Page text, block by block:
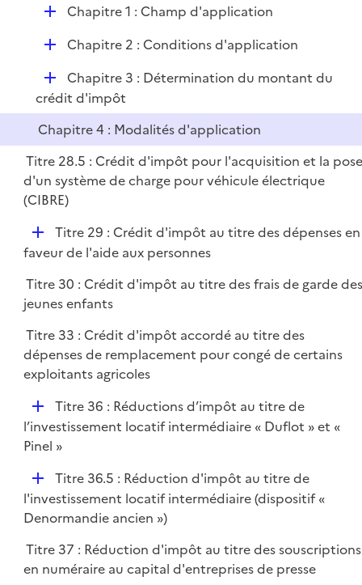
l
i
e
r
D
i
e
r
Chapitre 1 : Champ d'application
D
l
e
r
Chapitre 2 : Conditions d'application
D
é
p
l
i
e
r
Chapitre 3 : Détermination du montant du
crédit d'impôt
Chapitre 4 : Modalités d'application
Titre 28.5 : Crédit d'impôt pour l'acquisition et la
d'un système de charge pour véhicule électrique
(CIBRE)
D
é
l
i
e
r
Titre 29 : Crédit d'impôt au titre des dépenses en
faveur de l'aide aux personnes
Titre 30 : Crédit d'impôt au titre des frais de garde
jeunes enfants
Titre 33 : Crédit d'impôt accordé au titre des
dépenses de remplacement pour congé de certains
exploitants agricoles
D
é
p
e
r
Titre 36 : Réductions d’impôt au titre de
l’investissement locatif intermédiaire « Duflot » et «
Pinel »
D
é
p
i
e
Titre 36.5 : Réduction d'impôt au titre de
l'investissement locatif intermédiaire (dispositif «
Denormandie ancien »)
Titre 37 : Réduction d'impôt au titre des souscriptions
en numéraire au capital d'entreprises de presse